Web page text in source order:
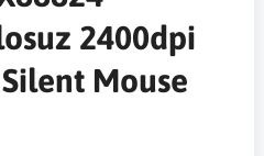
2400dpi
Mouse